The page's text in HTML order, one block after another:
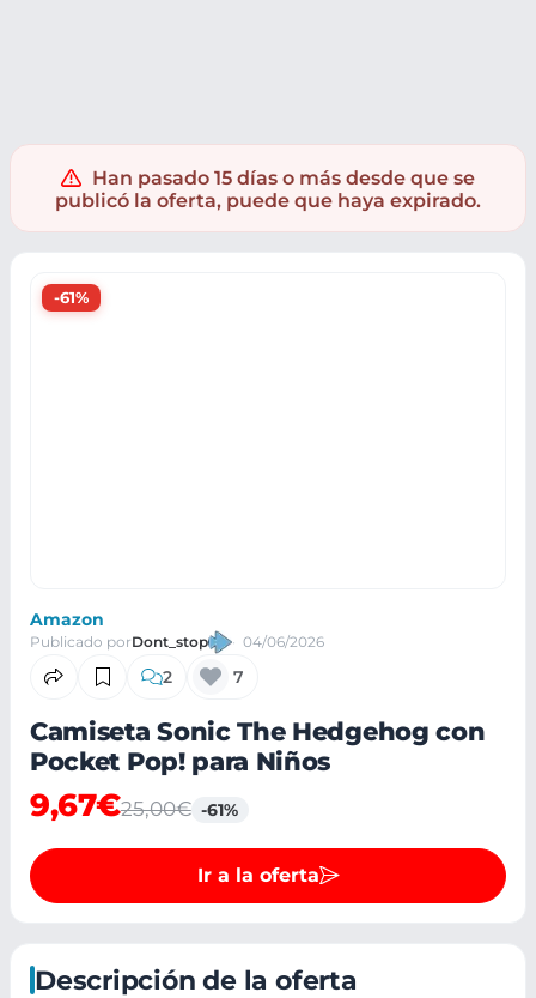
Han pasado 15 días o más desde que se
publicó la oferta, puede que haya expirado.
-61%
Amazon
Publicado porDont_stop 04/06/2026
2 7
Camiseta Sonic The Hedgehog con
Pocket Pop! para Niños
9,67€25,00€ -61%
Ir a la oferta
Descripción de la oferta